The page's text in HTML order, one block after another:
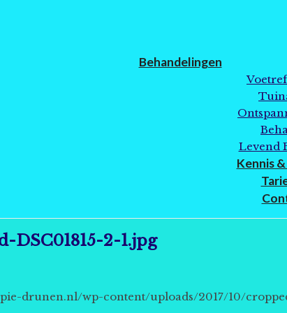
Behandelingen
Levend
Kennis
2-1.jpg
drunen.nl/wp-content/uploads/2017/10/